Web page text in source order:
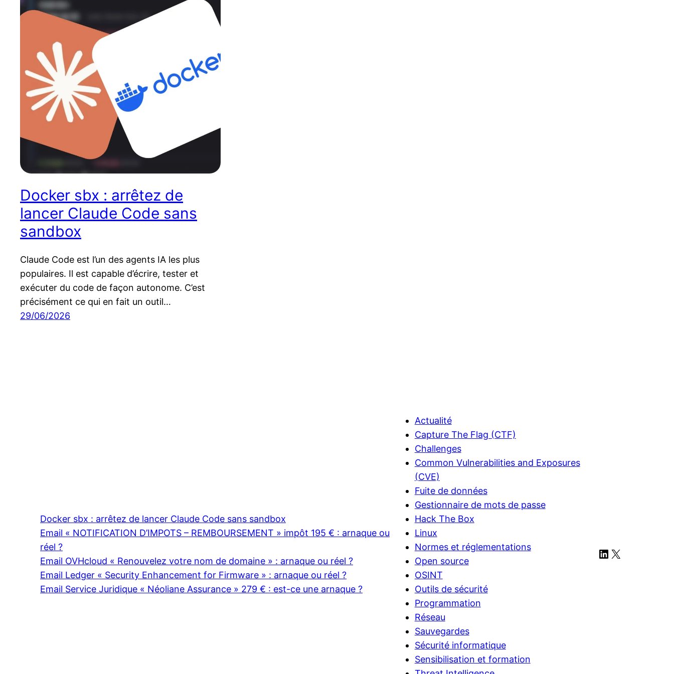
Docker sbx : arrêtez de
lancer Claude Code sans
sandbox
Claude Code est l’un des agents IA les plus
populaires. Il est capable d’écrire, tester et
exécuter du code de façon autonome. C’est
précisément ce qui en fait un outil…
29/06/2026
Docker sbx : arrêtez de lancer Claude Code sans sandbox
Email « NOTIFICATION D’IMPOTS – REMBOURSEMENT » impôt 195 € : arnaque ou
réel ?
Email OVHcloud « Renouvelez votre nom de domaine » : arnaque ou réel ?
Email Ledger « Security Enhancement for Firmware » : arnaque ou réel ?
Email Service Juridique « Néoliane Assurance » 279 € : est-ce une arnaque ?
Actualité
Capture The Flag (CTF)
Challenges
Common Vulnerabilities and Exposures
(CVE)
Fuite de données
Gestionnaire de mots de passe
Hack The Box
Linux
Normes et réglementations
Open source
OSINT
Outils de sécurité
Programmation
Réseau
Sauvegardes
Sécurité informatique
Sensibilisation et formation
LinkedIn
X